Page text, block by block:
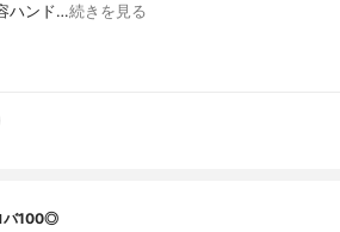
ハンド…続きを見る
バ100◎